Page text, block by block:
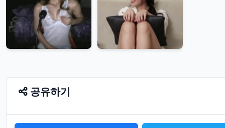
공유하기